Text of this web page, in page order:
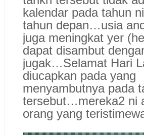
kalendar pada tahun
tahun depan…usia
juga meningkat yer
dapat disambut
jugak…Selamat Hari
diucapkan pada yang
menyambutnya pada
tersebut…mereka2 ni
orang yang